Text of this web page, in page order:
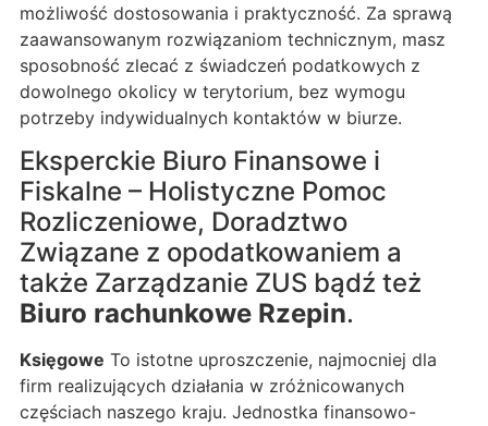
możliwość dostosowania i praktyczność. Za sprawą
zaawansowanym rozwiązaniom technicznym, masz
sposobność zlecać z świadczeń podatkowych z
dowolnego okolicy w terytorium, bez wymogu
potrzeby indywidualnych kontaktów w biurze.
Eksperckie Biuro Finansowe i
Fiskalne – Holistyczne Pomoc
Rozliczeniowe, Doradztwo
Związane z opodatkowaniem a
także Zarządzanie ZUS bądź też
Biuro rachunkowe Rzepin.
Księgowe To istotne uproszczenie, najmocniej dla
firm realizujących działania w zróżnicowanych
częściach naszego kraju. Jednostka finansowo-